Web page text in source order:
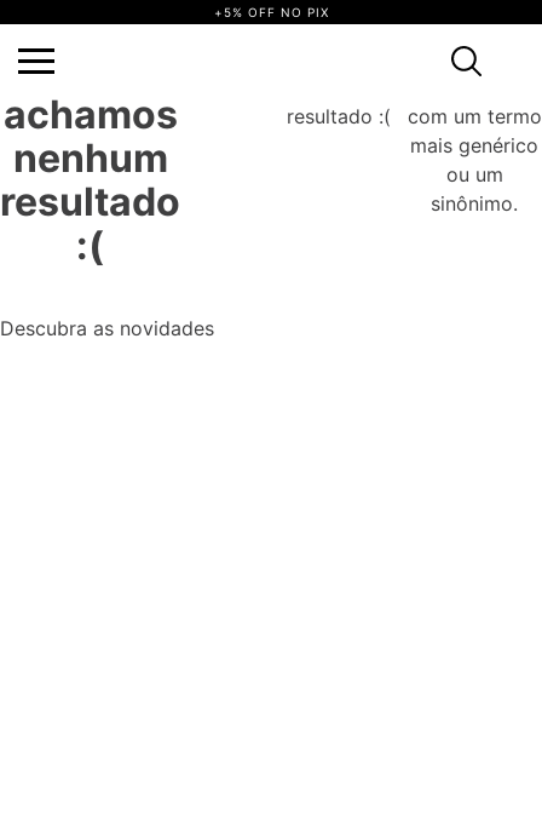
+5% OFF NO PIX
Ops, não
achamos
nenhum
resultado
:(
resultado :(
Tente
com um termo
mais genérico
ou um
sinônimo.
Descubra as novidades